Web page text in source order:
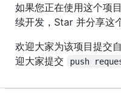
如果您正在使用这个项
续开发，Star 并分享这
欢迎大家为该项目提交
迎大家提交
push